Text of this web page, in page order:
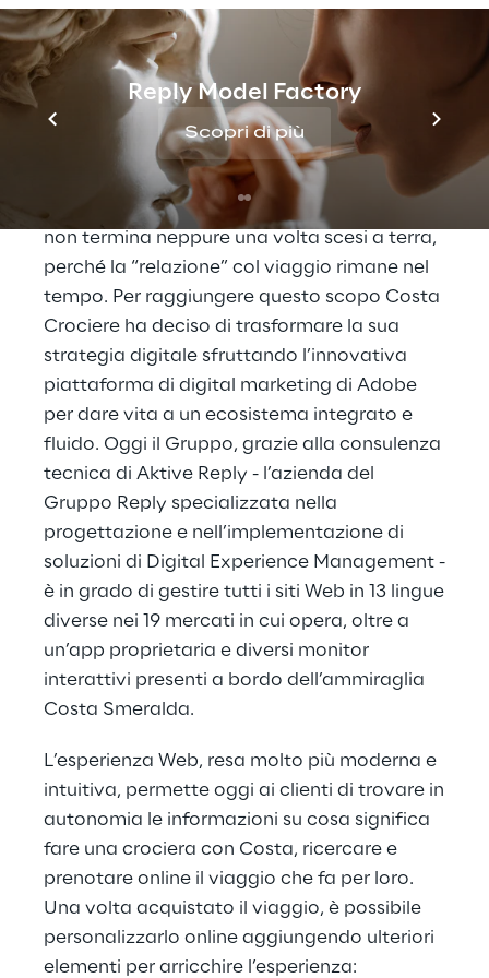
Reply Model Factory
Scopri di più
desiderata sono spesso diversi», spiega
Alessandro Casellato, Guest Experience
Digital & Transformation Director di Costa
L’obiettivo è creare un’esperienza “olistica”
che inizia a casa nella ricerca del viaggio,
prosegue a bordo della nave da crociera, e
non termina neppure una volta scesi a terra,
perché la “relazione” col viaggio rimane nel
tempo. Per raggiungere questo scopo Costa
Crociere ha deciso di trasformare la sua
strategia digitale sfruttando l’innovativa
piattaforma di digital marketing di Adobe
per dare vita a un ecosistema integrato e
fluido. Oggi il Gruppo, grazie alla consulenza
tecnica di Aktive Reply - l’azienda del
Gruppo Reply specializzata nella
progettazione e nell’implementazione di
soluzioni di Digital Experience Management -
è in grado di gestire tutti i siti Web in 13 lingue
diverse nei 19 mercati in cui opera, oltre a
un’app proprietaria e diversi monitor
interattivi presenti a bordo dell’ammiraglia
Costa Smeralda.
L’esperienza Web, resa molto più moderna e
intuitiva, permette oggi ai clienti di trovare in
autonomia le informazioni su cosa significa
fare una crociera con Costa, ricercare e
prenotare online il viaggio che fa per loro.
Una volta acquistato il viaggio, è possibile
personalizzarlo online aggiungendo ulteriori
elementi per arricchire l’esperienza: